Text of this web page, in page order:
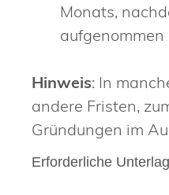
Monats,
aufgenommen
Hinweis: In
andere Fristen,
Gründungen im
Erforderliche